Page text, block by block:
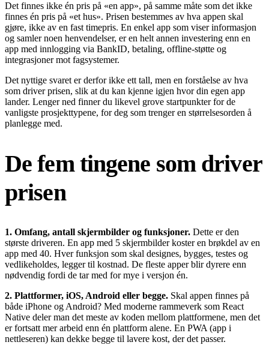
Det finnes ikke én pris på «en app», på samme måte som det ikke
finnes én pris på «et hus». Prisen bestemmes av hva appen skal
gjøre, ikke av en fast timepris. En enkel app som viser informasjon
og samler noen henvendelser, er en helt annen investering enn en
app med innlogging via BankID, betaling, offline-støtte og
integrasjoner mot fagsystemer.
Det nyttige svaret er derfor ikke ett tall, men en forståelse av hva
som driver prisen, slik at du kan kjenne igjen hvor din egen app
lander. Lenger ned finner du likevel grove startpunkter for de
vanligste prosjekttypene, for deg som trenger en størrelsesorden å
planlegge med.
De fem tingene som driver
prisen
1. Omfang, antall skjermbilder og funksjoner. Dette er den
største driveren. En app med 5 skjermbilder koster en brøkdel av en
app med 40. Hver funksjon som skal designes, bygges, testes og
vedlikeholdes, legger til kostnad. De fleste apper blir dyrere enn
nødvendig fordi de tar med for mye i versjon én.
2. Plattformer, iOS, Android eller begge. Skal appen finnes på
både iPhone og Android? Med moderne rammeverk som React
Native deler man det meste av koden mellom plattformene, men det
er fortsatt mer arbeid enn én plattform alene. En PWA (app i
nettleseren) kan dekke begge til lavere kost, der det passer.